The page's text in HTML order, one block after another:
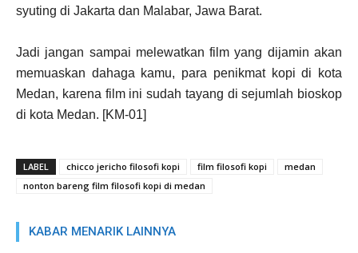
syuting di Jakarta dan Malabar, Jawa Barat.
Jadi jangan sampai melewatkan film yang dijamin akan
memuaskan dahaga kamu, para penikmat kopi di kota
Medan, karena film ini sudah tayang di sejumlah bioskop
di kota Medan. [KM-01]
LABEL chicco jericho filosofi kopi film filosofi kopi
medan
nonton bareng film filosofi kopi di medan
KABAR MENARIK LAINNYA